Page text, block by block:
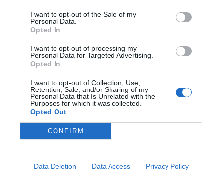
I want to opt-out of the Sale of my
Personal Data.
Opted In
I want to opt-out of processing my
Personal Data for Targeted Advertising.
Opted In
I want to opt-out of Collection, Use,
Retention, Sale, and/or Sharing of my
Personal Data that Is Unrelated with the
Purposes for which it was collected.
Opted Out
CONFIRM
Data Deletion Data Access Privacy Policy
Tags:ΑΝΑΤΡΟΦΗ ΠΑΙΔΙΟΥ,ΒΙΝΤΕΟ
ΕΙΔΗΣΕΙΣ
ΠΑΙΔΙ